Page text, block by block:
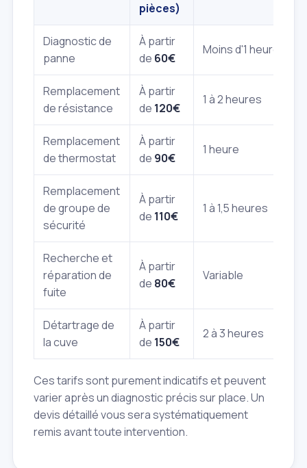
pièces)
Diagnostic de
panne
À partir
de 60€
Moins d'1 heure
Remplacement
de résistance
À partir
de 120€
1 à 2 heures
Remplacement
de thermostat
À partir
de 90€
1 heure
Remplacement
de groupe de
sécurité
À partir
de 110€
1 à 1,5 heures
Recherche et
réparation de
fuite
À partir
de 80€
Variable
Détartrage de
la cuve
À partir
de 150€
2 à 3 heures
Ces tarifs sont purement indicatifs et peuvent
varier après un diagnostic précis sur place. Un
devis détaillé vous sera systématiquement
remis avant toute intervention.